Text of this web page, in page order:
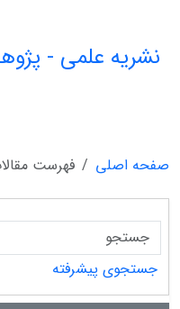
نشریه علمی -
صفحه اصلی
فهرست
جستجوی پیشرفته